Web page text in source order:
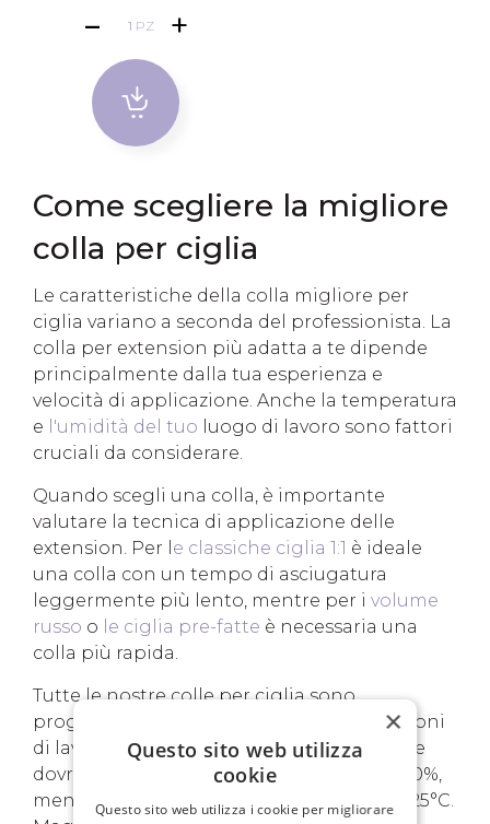
PZ
Come scegliere la migliore
colla per ciglia
Le caratteristiche della colla migliore per
ciglia variano a seconda del professionista. La
colla per extension più adatta a te dipende
principalmente dalla tua esperienza e
velocità di applicazione. Anche la temperatura
e l'umidità del tuo luogo di lavoro sono fattori
cruciali da considerare.
Quando scegli una colla, è importante
valutare la tecnica di applicazione delle
extension. Per l e classiche ciglia 1:1 è ideale
una colla con un tempo di asciugatura
leggermente più lento, mentre per i volume
russo o le ciglia pre-fatte è necessaria una
colla più rapida.
Tutte le nostre colle per ciglia sono
progettate per essere utilizzate in condizioni
di lavoro standard. L'umidità dell'ambiente
dovrebbe essere compresa tra il 30% e il 60%,
mentre la temperatura ideale è tra i 18 e i 25°C.
×
Questo sito web utilizza
cookie
Questo sito web utilizza i cookie per migliorare